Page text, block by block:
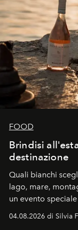
FOOD
Brindisi
destinazione
Quali bianchi
lago, mare,
un evento
04.08.2026 di Silvia